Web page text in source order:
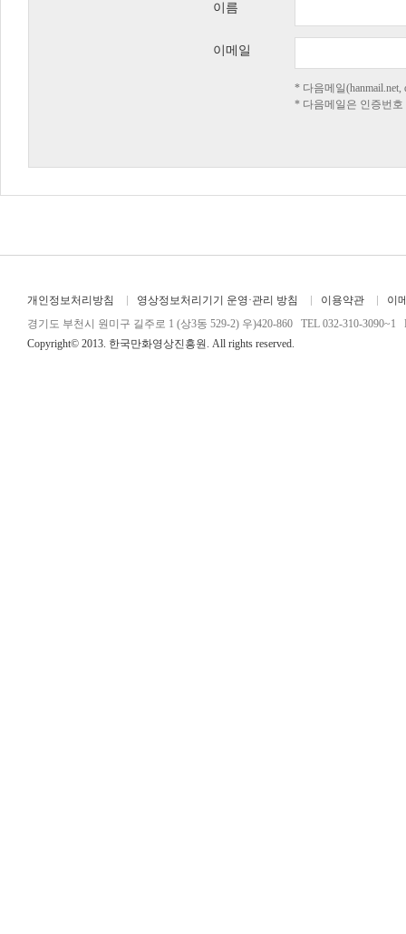
이름
이메일
* 다음메일
* 다음메일은 인증번
개인정보처리방침 영상정보처리기기 운영·관리 방침 이용약관
이
경기도 부천시 원미구 길주로 1 (상3동 529-2) 우)420-860 TEL 032-310-3090~1
Copyright© 2013. 한국만화영상진흥원. All rights reserved.